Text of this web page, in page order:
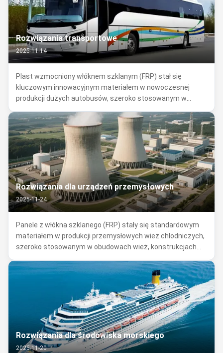
Rozwiązania transportowe
2025-11-14
Plast wzmocniony włóknem szklanym (FRP) stał się
kluczowym innowacyjnym materiałem w nowoczesnej
produkcji dużych autobusów, szeroko stosowanym w
boczne i pokrycia dachowe),części wewnętrzne (takie jak
przegrody przedziału pasażerskiego i regały ...
Rozwiązania dla urządzeń przemysłowych
2025-11-24
Panele z włókna szklanego (FRP) stały się standardowym
materiałem w produkcji przemysłowych wież chłodniczych,
szeroko stosowanym w obudowach wież, konstrukcjach
deflektorach wiatru. W dużej mierze zastąpiły tradycyjne
Rozwiązania dla środowiska morskiego
2025-11-20